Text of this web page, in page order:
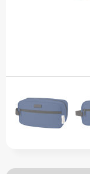
Zakelijk
Rugzakken
Koeltassen